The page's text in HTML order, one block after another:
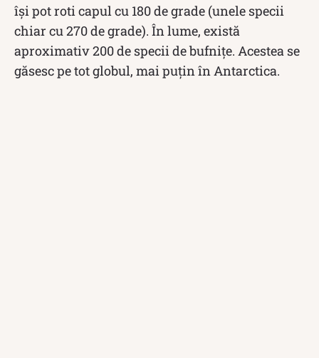
își pot roti capul cu 180 de grade (unele specii
chiar cu 270 de grade). În lume, există
aproximativ 200 de specii de bufnițe. Acestea se
găsesc pe tot globul, mai puțin în Antarctica.